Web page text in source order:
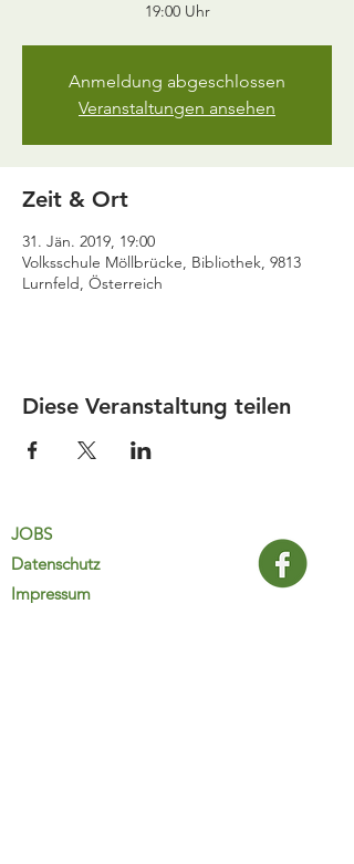
19:00 Uhr
Anmeldung abgeschlossen
Veranstaltungen ansehen
Zeit & Ort
31. Jän. 2019, 19:00
Volksschule Möllbrücke, Bibliothek, 9813
Lurnfeld, Österreich
Diese Veranstaltung teilen
JOBS
Datenschutz
Impressum